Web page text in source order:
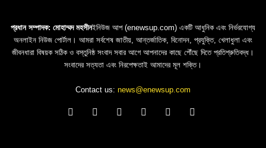
প্রধান সম্পাদক: মোহাম্মদ মহসীনইনিউজ আপ (enewsup.com) একটি আধুনিক এবং নির্ভরযোগ্য
অনলাইন নিউজ পোর্টাল। আমরা সর্বশেষ জাতীয়, আন্তর্জাতিক, বিনোদন, প্রযুক্তি, খেলাধুলা এবং
জীবনধারা বিষয়ক সঠিক ও বস্তুনিষ্ঠ সংবাদ সবার আগে আপনাদের কাছে পৌঁছে দিতে প্রতিশ্রুতিবদ্ধ।
সংবাদের সত্যতা এবং নিরপেক্ষতাই আমাদের মূল শক্তি।
Contact us: news@enewsup.com